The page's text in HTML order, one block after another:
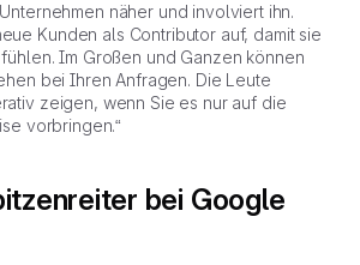
näher und involviert ihn.
Kunden als Contributor auf, damit sie
Im Großen und Ganzen können
bei Ihren Anfragen. Die Leute
zeigen, wenn Sie es nur auf die
vorbringen.“
bei Google